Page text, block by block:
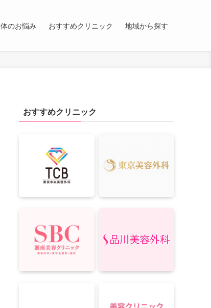
体のお悩み おすすめクリニック 地域から探す
おすすめクリニック